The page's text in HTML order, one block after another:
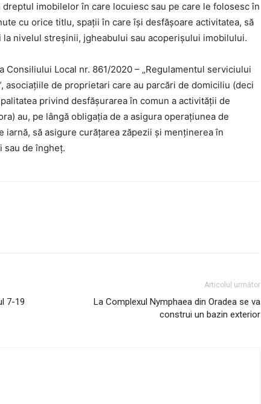
imobilelor în care locuiesc sau pe care le folosesc în
cu orice titlu, spații în care își desfășoare activitatea, să
nivelul streșinii, jgheabului sau acoperișului imobilului.
Consiliului Local nr. 861/2020 – „Regulamentul serviciului
asociațiile de proprietari care au parcări de domiciliu (deci
privind desfășurarea în comun a activității de
au, pe lângă obligația de a asigura operațiunea de
iarnă, să asigure curățarea zăpezii și menținerea în
sau de îngheț.
7-19
Articolul următor
La Complexul Nymphaea din Oradea se va
construi un bazin exterior